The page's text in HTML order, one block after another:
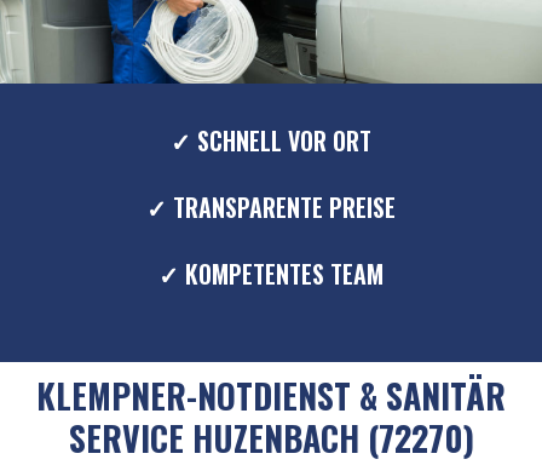
✓ SCHNELL VOR ORT
✓ TRANSPARENTE PREISE
✓ KOMPETENTES TEAM
KLEMPNER-NOTDIENST & SANITÄR
SERVICE HUZENBACH (72270)